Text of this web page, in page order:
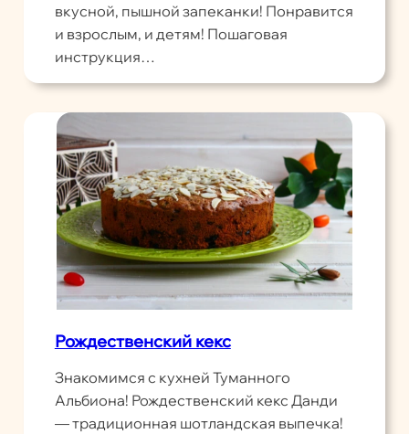
вкусной, пышной запеканки! Понравится
и взрослым, и детям! Пошаговая
инструкция…
Рождественский кекс
Знакомимся с кухней Туманного
Альбиона! Рождественский кекс Данди
— традиционная шотландская выпечка!